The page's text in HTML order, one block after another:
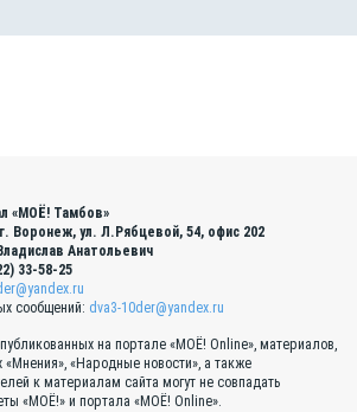
«МОЁ! Тамбов»
г. Воронеж, ул. Л.Рябцевой, 54, офис 202
Анатольевич
33-58-25
сообщений: dva3-10der@yandex.ru
на портале «МОЁ! Online», материалов,
«Народные новости», а также
к материалам сайта могут не совпадать
«МОЁ!» и портала «МОЁ! Online».